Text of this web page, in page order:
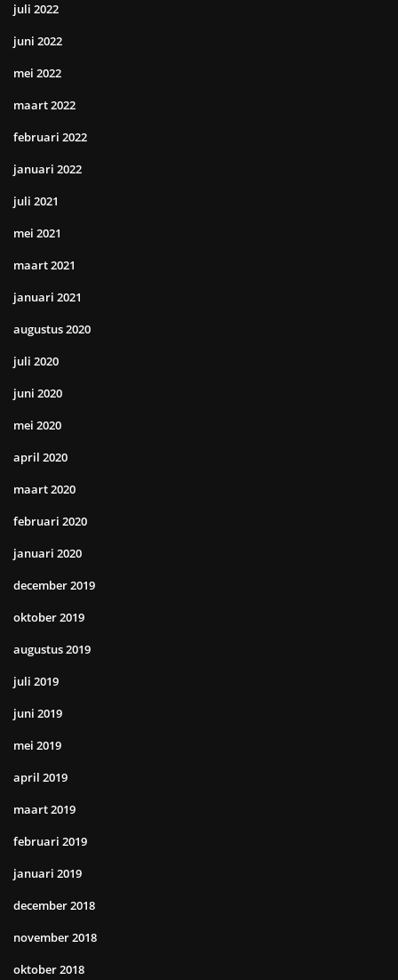
juli 2022
juni 2022
mei 2022
maart 2022
februari 2022
januari 2022
juli 2021
mei 2021
maart 2021
januari 2021
augustus 2020
juli 2020
juni 2020
mei 2020
april 2020
maart 2020
februari 2020
januari 2020
december 2019
oktober 2019
augustus 2019
juli 2019
juni 2019
mei 2019
april 2019
maart 2019
februari 2019
januari 2019
december 2018
november 2018
oktober 2018